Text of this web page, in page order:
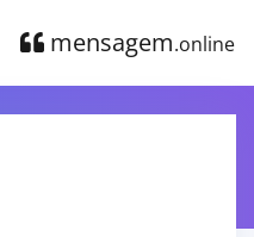
mensagem.online